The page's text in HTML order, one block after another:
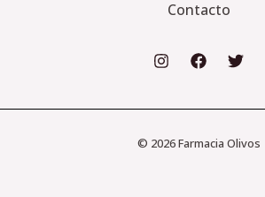
Contacto
© 2026 Farmacia Olivos